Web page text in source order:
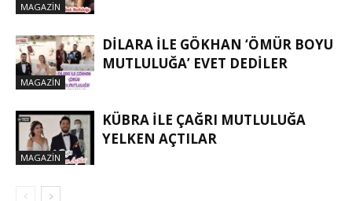
MAGAZIN
MAGAZIN
DİLARA İLE GÖKHAN ‘ÖMÜR BOYU
MUTLULUĞA’ EVET DEDİLER
MAGAZIN
KÜBRA ILE ÇAĞRI MUTLULUĞA
YELKEN AÇTILAR